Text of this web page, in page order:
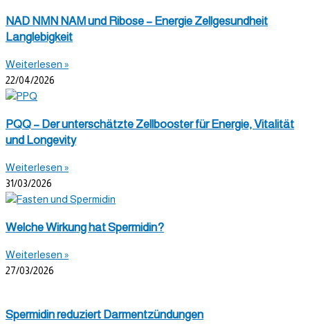
NAD NMN NAM und Ribose – Energie Zellgesundheit
Langlebigkeit
Weiterlesen »
22/04/2026
PQQ – Der unterschätzte Zellbooster für Energie, Vitalität
und Longevity
Weiterlesen »
31/03/2026
Welche Wirkung hat Spermidin?
Weiterlesen »
27/03/2026
Spermidin reduziert Darmentzündungen